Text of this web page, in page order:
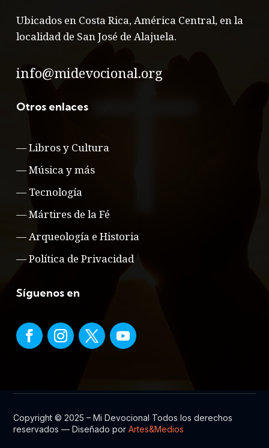
Ubicados en Costa Rica, América Central, en la
localidad de San José de Alajuela.
info@midevocional.org
Otros enlaces
—Libros y Cultura
—Música y más
— Tecnología
—Mártires de la Fé
— Arqueología e Historia
—Política de Privacidad
Síguenos en
Copyright © 2025 – Mi Devocional Todos los derechos
reservados — Diseñado porArtes&Medios